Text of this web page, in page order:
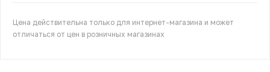
Цена действительна только для интернет-магазина и может
отличаться от цен в розничных магазинах